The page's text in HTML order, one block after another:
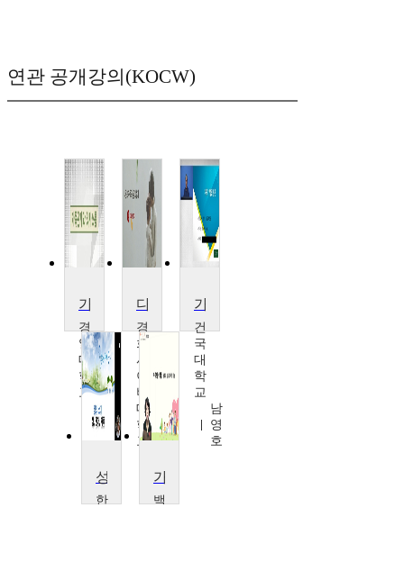
연관 공개강의(KOCW)
경
일
대
학
교
조
설
경
희
사
이
버
대
학
교
태
건
국
대
학
교
남
영
호
한
백